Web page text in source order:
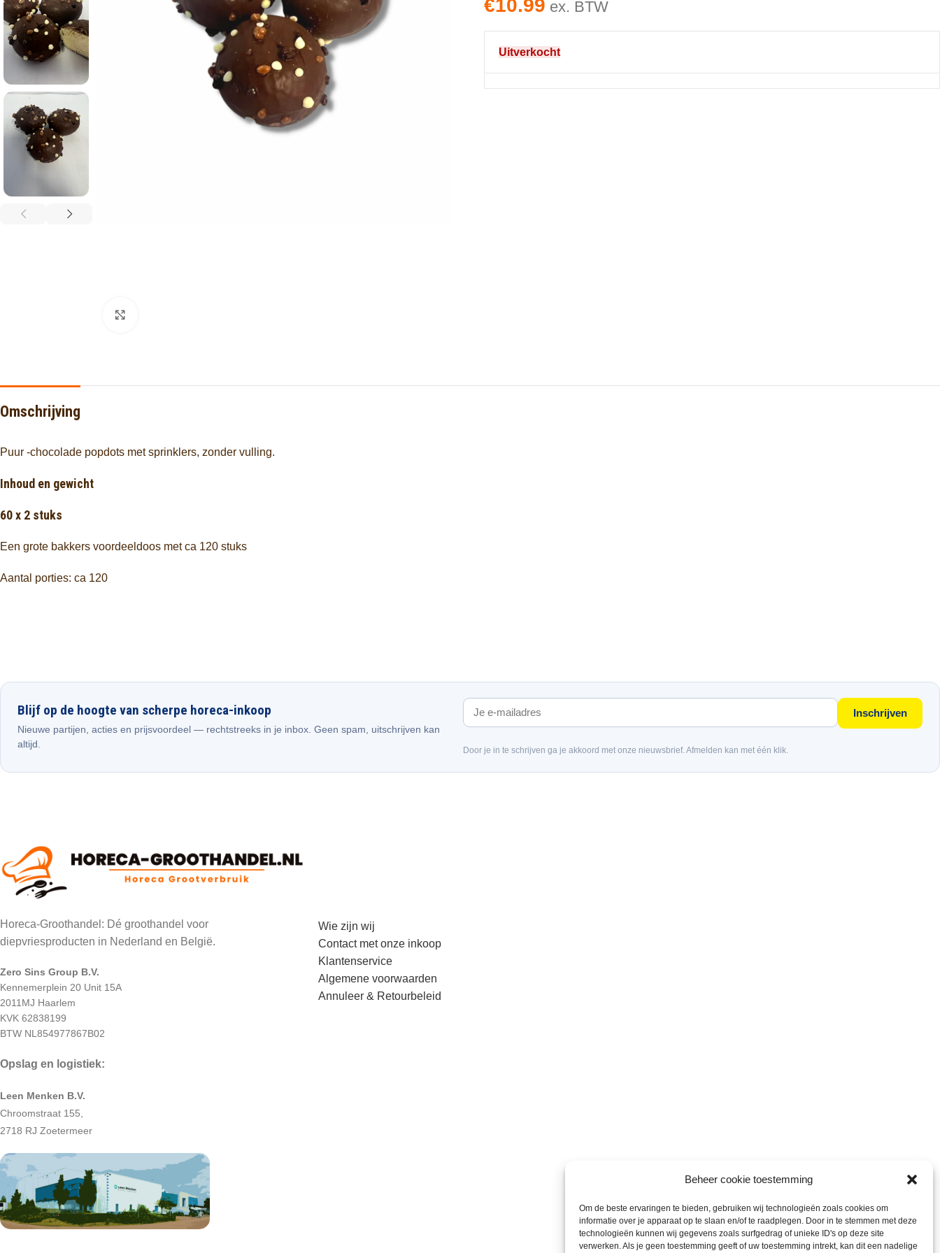
Beheer cookie toestemming
Om de beste ervaringen te bieden, gebruiken wij technologieën zoals cookies om
informatie over je apparaat op te slaan en/of te raadplegen. Door in te stemmen met deze
technologieën kunnen wij gegevens zoals surfgedrag of unieke ID's op deze site
verwerken. Als je geen toestemming geeft of uw toestemming intrekt, kan dit een nadelige
€10.99 ex. BTW
Uitverkocht
Omschrijving
Puur -chocolade popdots met sprinklers, zonder vulling.
Inhoud en gewicht
60 x 2 stuks
Een grote bakkers voordeeldoos met ca 120 stuks
Aantal porties: ca 120
Blijf op de hoogte van scherpe horeca-inkoop
Nieuwe partijen, acties en prijsvoordeel — rechtstreeks in je inbox. Geen spam, uitschrijven kan
altijd.
Inschrijven
Door je in te schrijven ga je akkoord met onze nieuwsbrief. Afmelden kan met één klik.
Horeca-Groothandel: Dé groothandel voor
diepvriesproducten in Nederland en België.
Zero Sins Group B.V.
Kennemerplein 20 Unit 15A
2011MJ Haarlem
KVK 62838199
BTW NL854977867B02
Opslag en logistiek:
Leen Menken B.V.
Chroomstraat 155,
2718 RJ Zoetermeer
Wie zijn wij
Contact met onze inkoop
Klantenservice
Algemene voorwaarden
Annuleer & Retourbeleid